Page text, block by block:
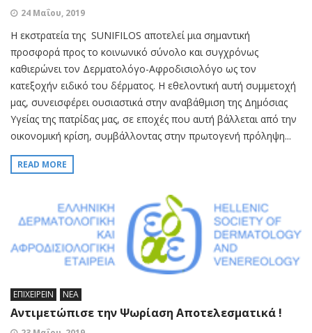
24 Μαΐου, 2019
Η εκστρατεία της SUNIFILOS αποτελεί μια σημαντική
προσφορά προς το κοινωνικό σύνολο και συγχρόνως
καθιερώνει τον Δερματολόγο-Αφροδισιολόγο ως τον
κατεξοχήν ειδικό του δέρματος. Η εθελοντική αυτή συμμετοχή
μας, συνεισφέρει ουσιαστικά στην αναβάθμιση της Δημόσιας
Υγείας της πατρίδας μας, σε εποχές που αυτή βάλλεται από την
οικονομική κρίση, συμβάλλοντας στην πρωτογενή πρόληψη...
READ MORE
ΕΠΙΧΕΙΡΕΙΝ ΝΕΑ
Αντιμετώπισε την Ψωρίαση Αποτελεσματικά !